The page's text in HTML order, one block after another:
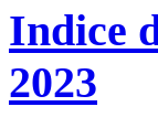
Indice
2023